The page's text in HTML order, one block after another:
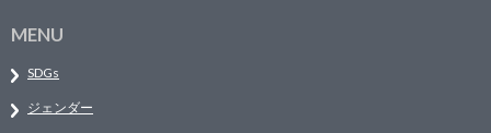
MENU
SDGs
ジェンダー